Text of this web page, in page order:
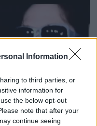
Information
to third parties, or
information for
the below opt-out
note that after your
continue seeing